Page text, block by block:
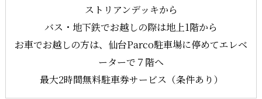
ストリアンデッキから
バス・地下鉄でお越しの際は地上1階から
お車でお越しの方は、仙台Parco駐車場に停めてエレベ
ーターで７階へ
最大2時間無料駐車券サービス（条件あり）